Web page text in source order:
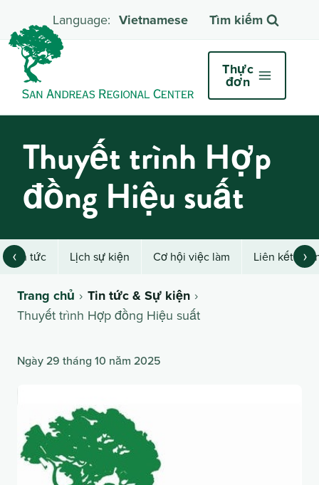
Vietnamese Tìm kiếm
Thực
đơn
Thuyết trình Hợp
đồng Hiệu suất
Trang chủ Tin tức & Sự kiện
Thuyết trình Hợp đồng Hiệu suất
Tin tức Lịch sự kiện Cơ hội việc làm Liên kết
‹ ›
Ngày 29 tháng 10 năm 2025